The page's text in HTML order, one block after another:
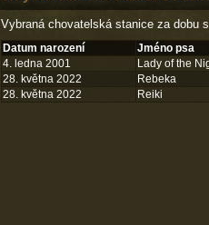
Vybraná chovatelská stanice za dobu
Datum narození
Jméno psa
4. ledna 2001
Lady of the
28. května 2022
Rebeka
28. května 2022
Reiki